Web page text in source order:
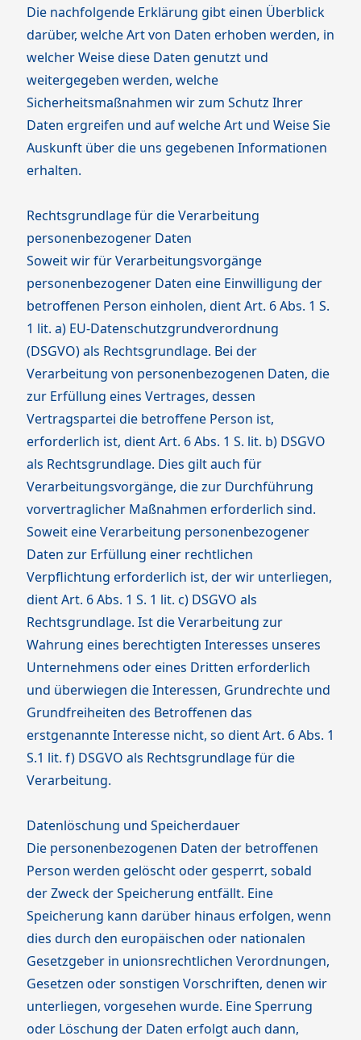
Die nachfolgende Erklärung gibt einen Überblick
darüber, welche Art von Daten erhoben werden, in
welcher Weise diese Daten genutzt und
weitergegeben werden, welche
Sicherheitsmaßnahmen wir zum Schutz Ihrer
Daten ergreifen und auf welche Art und Weise Sie
Auskunft über die uns gegebenen Informationen
erhalten.
Rechtsgrundlage für die Verarbeitung
personenbezogener Daten
Soweit wir für Verarbeitungsvorgänge
personenbezogener Daten eine Einwilligung der
betroffenen Person einholen, dient Art. 6 Abs. 1 S.
1 lit. a) EU-Datenschutzgrundverordnung
(DSGVO) als Rechtsgrundlage. Bei der
Verarbeitung von personenbezogenen Daten, die
zur Erfüllung eines Vertrages, dessen
Vertragspartei die betroffene Person ist,
erforderlich ist, dient Art. 6 Abs. 1 S. lit. b) DSGVO
als Rechtsgrundlage. Dies gilt auch für
Verarbeitungsvorgänge, die zur Durchführung
vorvertraglicher Maßnahmen erforderlich sind.
Soweit eine Verarbeitung personenbezogener
Daten zur Erfüllung einer rechtlichen
Verpflichtung erforderlich ist, der wir unterliegen,
dient Art. 6 Abs. 1 S. 1 lit. c) DSGVO als
Rechtsgrundlage. Ist die Verarbeitung zur
Wahrung eines berechtigten Interesses unseres
Unternehmens oder eines Dritten erforderlich
und überwiegen die Interessen, Grundrechte und
Grundfreiheiten des Betroffenen das
erstgenannte Interesse nicht, so dient Art. 6 Abs. 1
S.1 lit. f) DSGVO als Rechtsgrundlage für die
Verarbeitung.
Datenlöschung und Speicherdauer
Die personenbezogenen Daten der betroffenen
Person werden gelöscht oder gesperrt, sobald
der Zweck der Speicherung entfällt. Eine
Speicherung kann darüber hinaus erfolgen, wenn
dies durch den europäischen oder nationalen
Gesetzgeber in unionsrechtlichen Verordnungen,
Gesetzen oder sonstigen Vorschriften, denen wir
unterliegen, vorgesehen wurde. Eine Sperrung
oder Löschung der Daten erfolgt auch dann,